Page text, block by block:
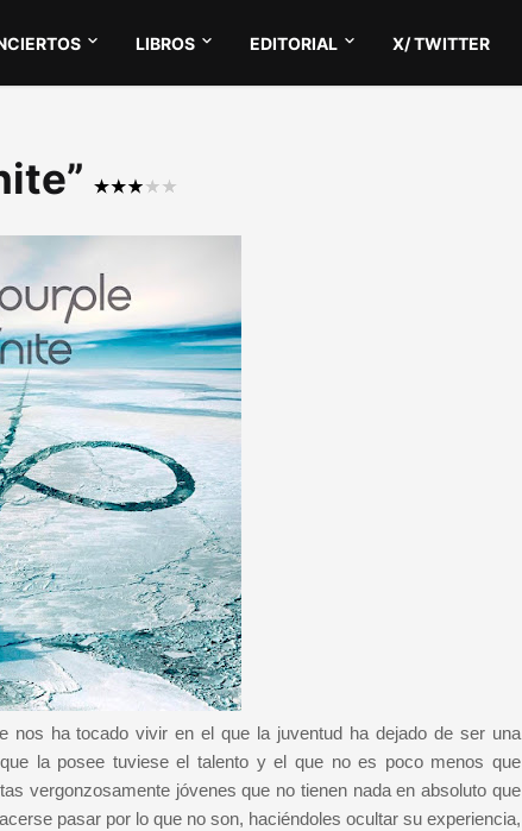
LIBROS EDITORIAL X/ TWITTER
nos ha tocado vivir en el que la juventud ha dejado de ser una
la posee tuviese el talento y el que no es poco menos que
vergonzosamente jóvenes que no tienen nada en absoluto que
pasar por lo que no son, haciéndoles ocultar su experiencia,